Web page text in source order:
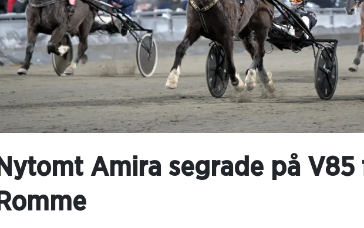
Nytomt Amira segrade på V85
Romme